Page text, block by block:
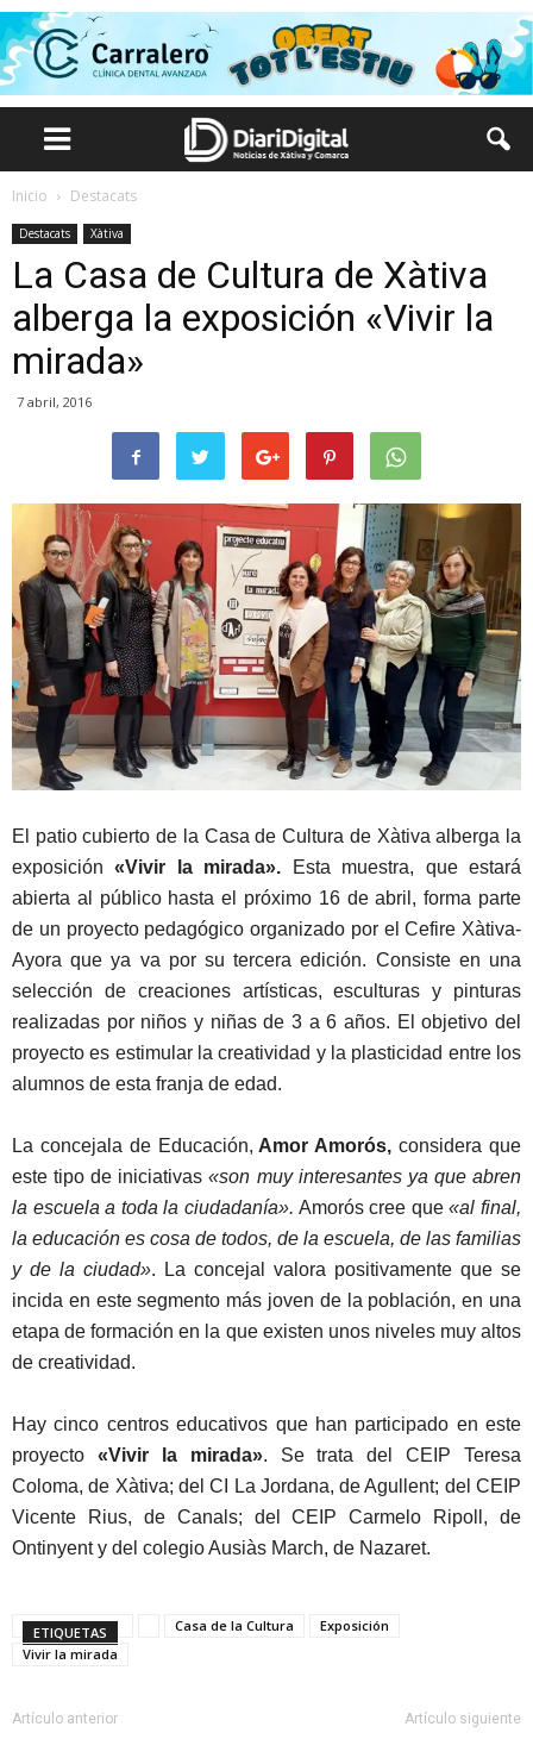
Inicio Destacats
Destacats Xàtiva
La Casa de Cultura de Xàtiva
alberga la exposición «Vivir la
mirada»
7 abril, 2016
El patio cubierto de la Casa de Cultura de Xàtiva alberga la
exposición«Vivir la mirada». Esta muestra, que estará
abierta al público hasta el próximo 16 de abril, forma parte
de un proyecto pedagógico organizado por el Cefire Xàtiva-
Ayora que ya va por su tercera edición. Consiste en una
selección de creaciones artísticas, esculturas y pinturas
realizadas por niños y niñas de 3 a 6 años. El objetivo del
proyecto es estimular la creatividad y la plasticidad entre los
alumnos de esta franja de edad.
La concejala de Educación, Amor Amorós, considera que
este tipo de iniciativas«son muy interesantes ya que abren
la escuela a toda la ciudadanía». Amorós cree que«al final,
la educación es cosa de todos, de la escuela, de las familias
y de la ciudad». La concejal valora positivamente que se
incida en este segmento más joven de la población, en una
etapa de formación en la que existen unos niveles muy altos
de creatividad.
Hay cinco centros educativos que han participado en este
proyecto «Vivir la mirada». Se trata del CEIP Teresa
Coloma, de Xàtiva; del CI La Jordana, de Agullent; del CEIP
Vicente Rius, de Canals; del CEIP Carmelo Ripoll, de
Ontinyent y del colegio Ausiàs March, de Nazaret.
ETIQUETAS Casa de la Cultura
Exposición
Vivir la mirada
Artículo anterior Artículo siguiente